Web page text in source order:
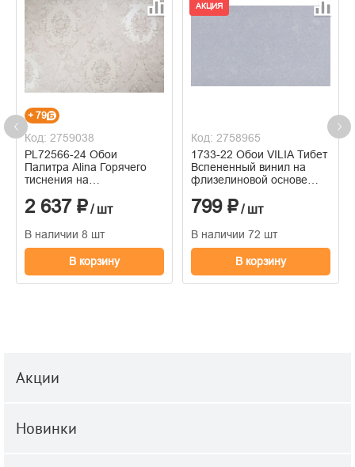
+ 79
Код: 2759038
PL72566-24 Обои
Палитра Alina Горячего
тиснения на
1.06м x 10.05
2 637 ₽/ шт
В наличии 8 шт
В корзину
АКЦИЯ
Код: 2758965
1733-22 Обои VILIA Тибет
Вспененный винил на
флизелиновой основе
799 ₽/ шт
В наличии 72 шт
В корзину
Акции
Новинки